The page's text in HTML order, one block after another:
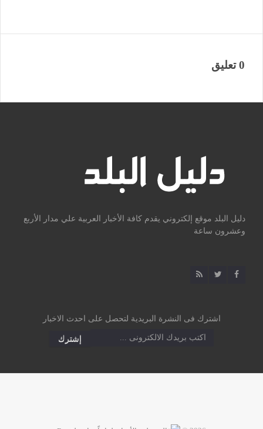
0 تعليق
دليل البلد موقع إلكتروني يقدم كافة الأخبار العربية علي مدار الأربع
وعشرون ساعة
اشترك فى النشرة البريدية لتحصل على احدث الاخبار